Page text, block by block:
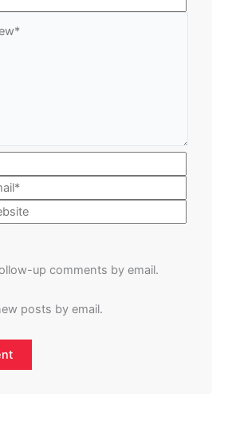
up comments by email.
posts by email.